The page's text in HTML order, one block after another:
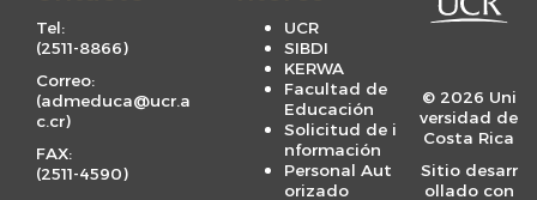
Tel:
(2511-8866)
Correo:
(admeduca@ucr.a
c.cr)
FAX:
(2511-4590)
UCR
SIBDI
KERWA
Facultad de
Educación
Solicitud de i
nformación
Personal Aut
orizado
© 2026 Uni
versidad de
Costa Rica
Sitio desarr
ollado con